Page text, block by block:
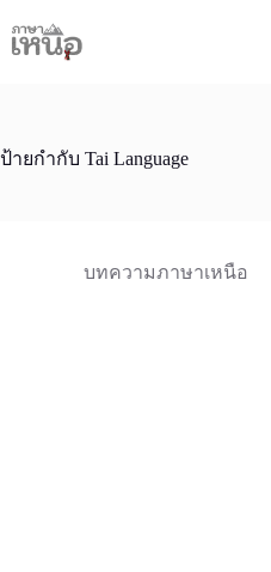
to
content
ป้ายกำกับ Tai Language
บทความภาษาเหนือ